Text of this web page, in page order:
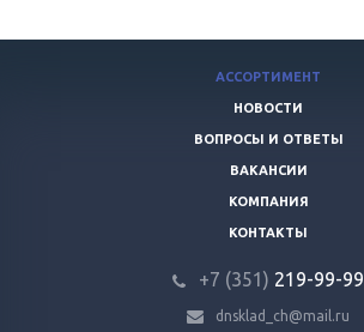
АССОРТИМЕНТ
НОВОСТИ
ВОПРОСЫ И ОТВЕТЫ
ВАКАНСИИ
КОМПАНИЯ
КОНТАКТЫ
+7 (351) 219-99-99
dnsklad_ch@mail.ru